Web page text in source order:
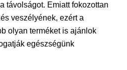
távolságot. Emiatt fokozottan
veszélyének, ezért a
olyan terméket is ajánlok
egészségünk